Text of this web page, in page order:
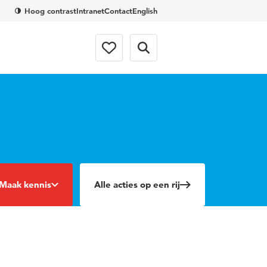
Hoog contrastIntranetContactEnglish
kennis Alle acties op een rij